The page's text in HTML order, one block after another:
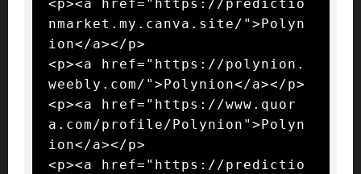
<p><a href="https://predictio
nmarket.my.canva.site/">Polyn
ion</a></p>
<p><a href="https://polynion.
weebly.com/">Polynion</a></p>
<p><a href="https://www.quor
a.com/profile/Polynion">Polyn
ion</a></p>
<p><a href="https://predictio